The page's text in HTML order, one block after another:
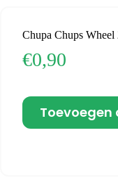
Chupa Chups Wheel
€0,90
Toevoegen